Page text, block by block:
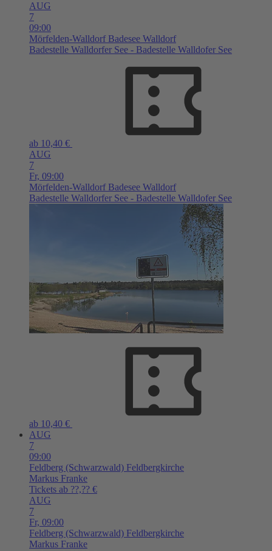
AUG
7
09:00
Mörfelden-Walldorf Badesee Walldorf
Badestelle Walldorfer See - Badestelle Walldofer See
ab 10,40 €
AUG
7
Fr, 09:00
Mörfelden-Walldorf Badesee Walldorf
Badestelle Walldorfer See - Badestelle Walldofer See
ab 10,40 €
AUG
7
09:00
Feldberg (Schwarzwald) Feldbergkirche
Markus Franke
Tickets ab ??,?? €
AUG
7
Fr, 09:00
Feldberg (Schwarzwald) Feldbergkirche
Markus Franke